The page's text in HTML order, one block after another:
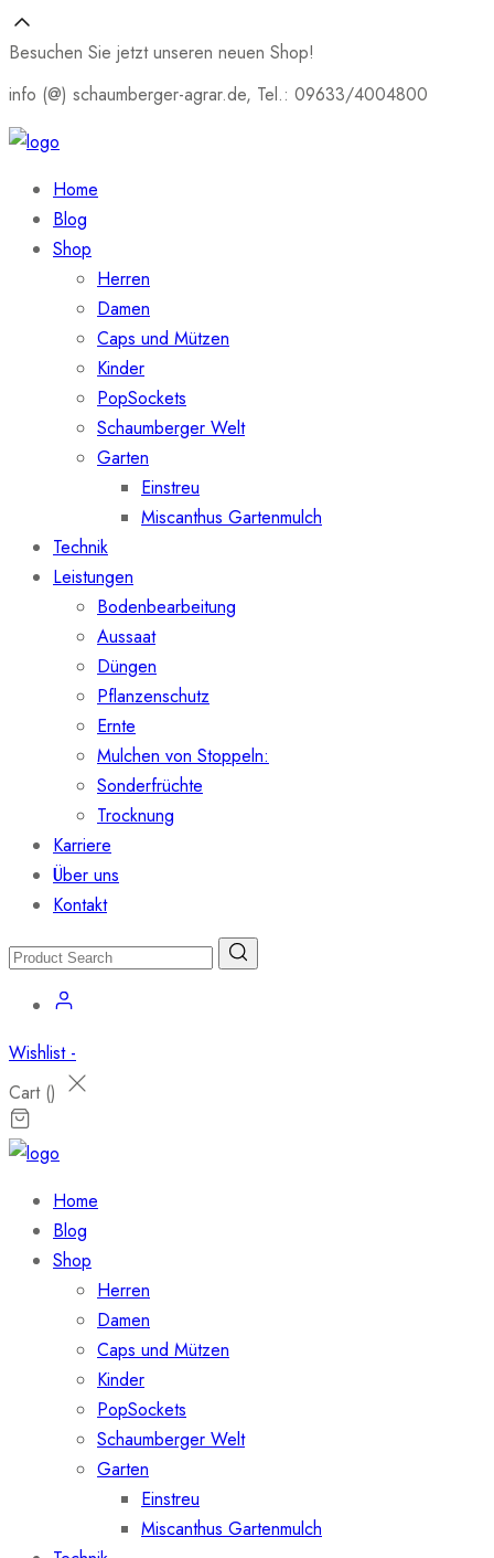
Besuchen Sie jetzt unseren neuen Shop!
info (@) schaumberger-agrar.de, Tel.: 09633/4004800
Home
Blog
Shop
Herren
Damen
Caps und Mützen
Kinder
PopSockets
Schaumberger Welt
Garten
Einstreu
Miscanthus Gartenmulch
Technik
Leistungen
Bodenbearbeitung
Aussaat
Düngen
Pflanzenschutz
Ernte
Mulchen von Stoppeln:
Sonderfrüchte
Trocknung
Karriere
Über uns
Kontakt
Wishlist -
Cart ()
Home
Blog
Shop
Herren
Damen
Caps und Mützen
Kinder
PopSockets
Schaumberger Welt
Garten
Einstreu
Miscanthus Gartenmulch